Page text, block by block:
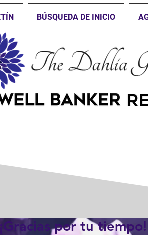
BÚSQUEDA DE INICIO
¡Gracias por tu tiempo!